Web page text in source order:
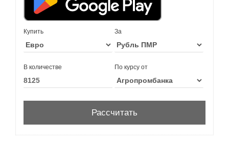
Купить За
В количестве По курсу от